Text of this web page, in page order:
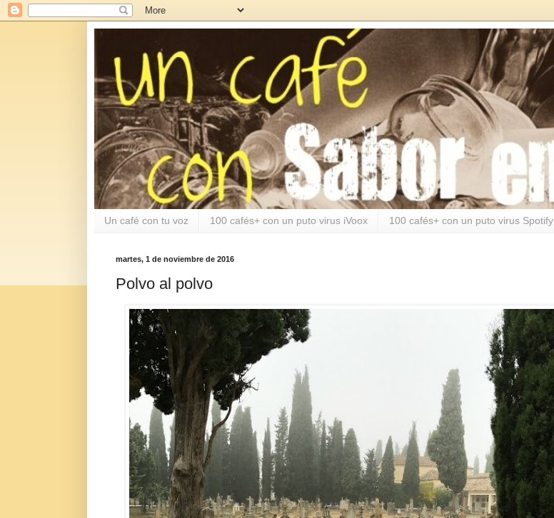
Un café con tu voz 100 cafés+ con un puto virus iVoox 100 cafés+ con un puto virus Spotify
martes, 1 de noviembre de 2016
Polvo al polvo